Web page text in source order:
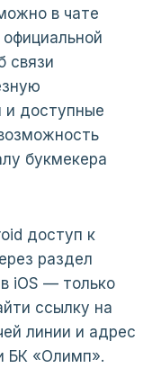
в чате
связи
и доступные
букмекера
доступ к
раздел
iOS — только
ссылку на
линии и адрес
БК «Олимп».